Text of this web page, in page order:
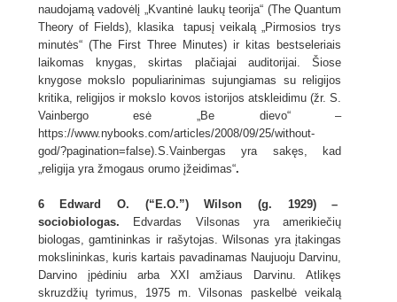
naudojamą vadovėlį „Kvantinė laukų teorija“ (The Quantum
Theory of Fields), klasika tapusį veikalą „Pirmosios trys
minutės“ (The First Three Minutes) ir kitas bestseleriais
laikomas knygas, skirtas plačiajai auditorijai. Šiose
knygose mokslo populiarinimas sujungiamas su religijos
kritika, religijos ir mokslo kovos istorijos atskleidimu (žr. S.
Vainbergo esė „Be dievo“ –
https://www.nybooks.com/articles/2008/09/25/without-
god/?pagination=false).S.Vainbergas yra sakęs, kad
„religija yra žmogaus orumo įžeidimas“.
6 Edward O. (“E.O.”) Wilson (g. 1929) –
sociobiologas.
Edvardas Vilsonas yra amerikiečių
biologas, gamtininkas ir rašytojas. Wilsonas yra įtakingas
mokslininkas, kuris kartais pavadinamas Naujuoju Darvinu,
Darvino įpėdiniu arba XXI amžiaus Darvinu. Atlikęs
skruzdžių tyrimus, 1975 m. Vilsonas paskelbė veikalą